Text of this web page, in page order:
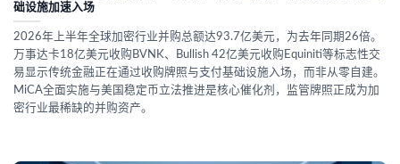
础设施加速入场
2026年上半年全球加密行业并购总额达93.7亿美元，为去年同期26倍。
万事达卡18亿美元收购BVNK、Bullish 42亿美元收购Equiniti等标志性交
易显示传统金融正在通过收购牌照与支付基础设施入场，而非从零自建。
MiCA全面实施与美国稳定币立法推进是核心催化剂，监管牌照正成为加
密行业最稀缺的并购资产。